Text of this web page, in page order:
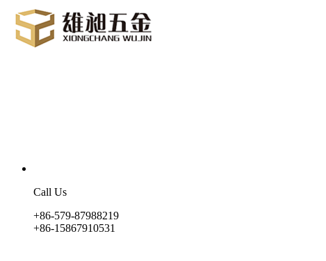
Call Us
+86-579-87988219
+86-15867910531